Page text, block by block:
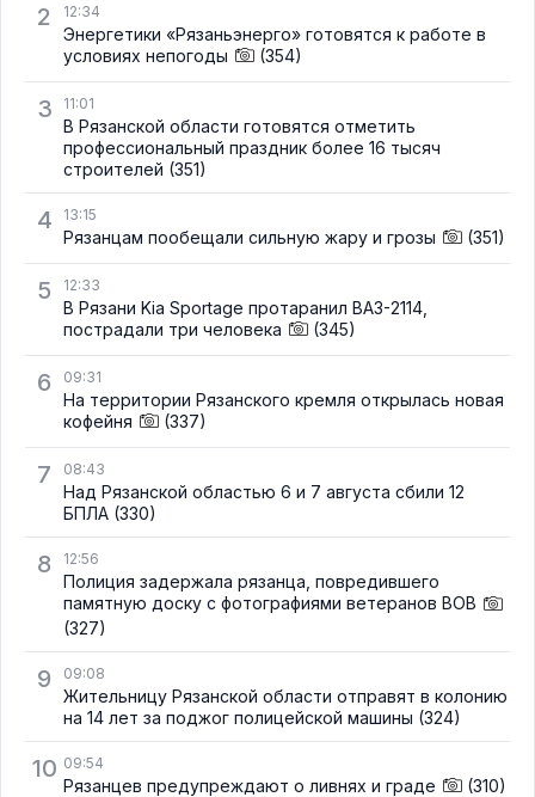
2 12:34
Энергетики «Рязаньэнерго» готовятся к работе в
условиях непогоды
(354)
3 11:01
В Рязанской области готовятся отметить
профессиональный праздник более 16 тысяч
строителей (351)
4 13:15
Рязанцам пообещали сильную жару и грозы (351)
5 12:33
В Рязани Kia Sportage протаранил ВАЗ-2114,
пострадали три человека
(345)
6 09:31
На территории Рязанского кремля открылась новая
кофейня
(337)
7 08:43
Над Рязанской областью 6 и 7 августа сбили 12
БПЛА (330)
8 12:56
Полиция задержала рязанца, повредившего
памятную доску с фотографиями ветеранов ВОВ
(327)
9 09:08
Жительницу Рязанской области отправят в колонию
на 14 лет за поджог полицейской машины (324)
10 09:54
Рязанцев предупреждают о ливнях и граде (310)